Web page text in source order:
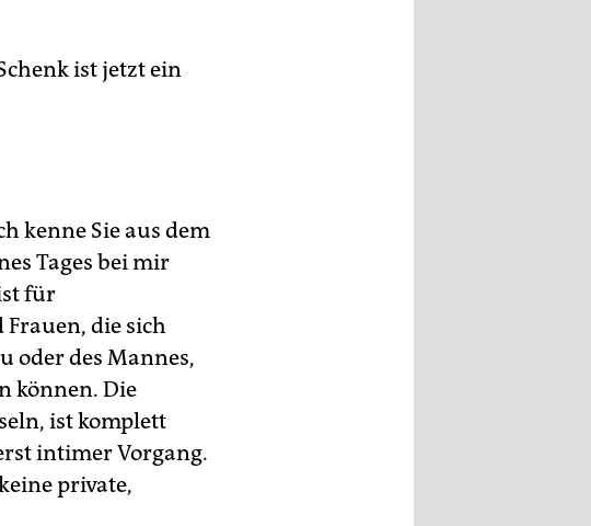
ist jetzt ein
kenne Sie aus dem
Tages bei mir
für
die sich
oder des Mannes,
können. Die
ist komplett
intimer Vorgang.
private,